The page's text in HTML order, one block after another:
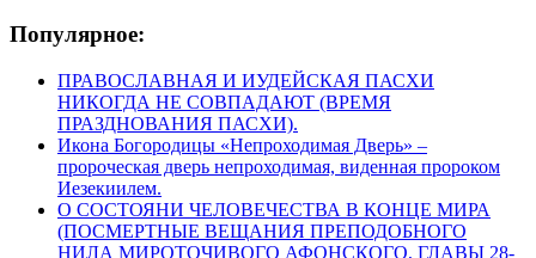
Популярное:
ПРАВОСЛАВНАЯ И ИУДЕЙСКАЯ ПАСХИ
НИКОГДА НЕ СОВПАДАЮТ (ВРЕМЯ
ПРАЗДНОВАНИЯ ПАСХИ).
Икона Богородицы «Непроходимая Дверь» –
пророческая дверь непроходимая, виденная пророком
Иезекиилем.
О СОСТОЯНИ ЧЕЛОВЕЧЕСТВА В КОНЦЕ МИРА
(ПОСМЕРТНЫЕ ВЕЩАНИЯ ПРЕПОДОБНОГО
НИЛА МИРОТОЧИВОГО АФОНСКОГО, ГЛАВЫ 28-